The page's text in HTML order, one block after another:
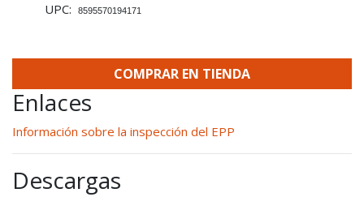
UPC: 8595570194171
COMPRAR EN TIENDA
Enlaces
Información sobre la inspección del EPP
Descargas